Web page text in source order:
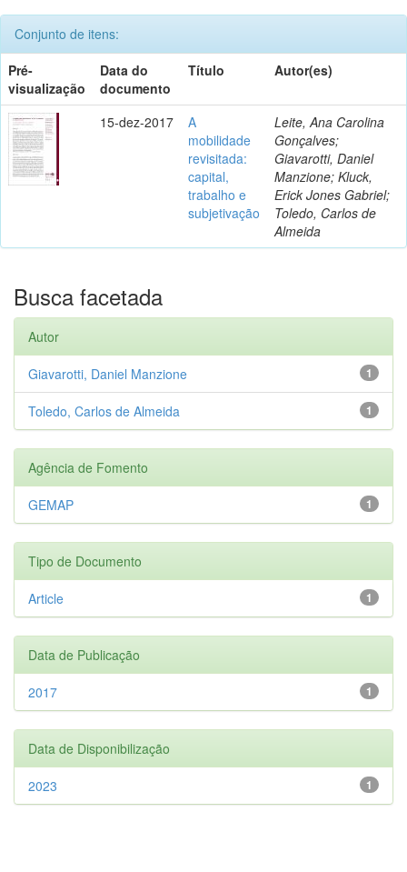
Conjunto de itens:
Pré-
visualização
Data do
documento
Título Autor(es)
15-dez-2017
A
mobilidade
revisitada:
capital,
trabalho e
subjetivação
Leite, Ana Carolina
Gonçalves;
Giavarotti, Daniel
Manzione; Kluck,
Erick Jones Gabriel;
Toledo, Carlos de
Almeida
Busca facetada
Autor
1
Giavarotti, Daniel Manzione
1
Toledo, Carlos de Almeida
Agência de Fomento
1
GEMAP
Tipo de Documento
1
Article
Data de Publicação
1
2017
Data de Disponibilização
1
2023